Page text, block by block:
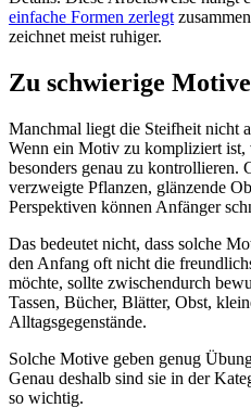
einfache Formen zerlegt
zeichnet meist ruhiger.
Zu schwierige
Manchmal liegt die Steifheit nicht
Wenn ein Motiv zu kompliziert ist,
besonders genau zu kontrollieren.
verzweigte Pflanzen, glänzende
Perspektiven können Anfänger
Das bedeutet nicht, dass solche
den Anfang oft nicht die
möchte, sollte zwischendurch
Tassen, Bücher, Blätter, Obst,
Alltagsgegenstände.
Solche Motive geben genug
Genau deshalb sind sie in der
so wichtig.